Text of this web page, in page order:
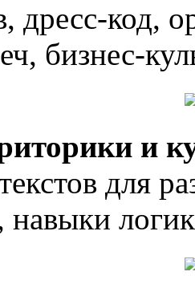
дресс-код,
бизнес-
и
для
навыки